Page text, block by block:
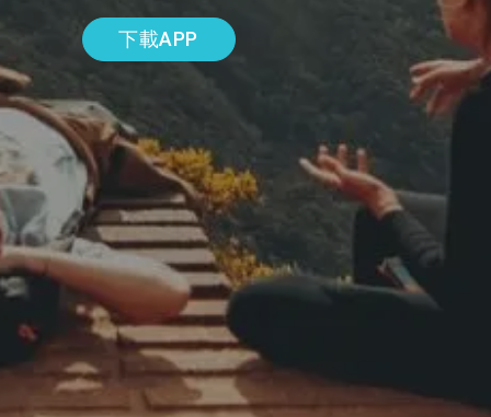
下載APP